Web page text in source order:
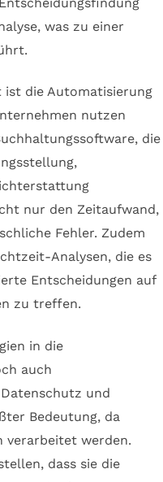
was zu einer
ist die Automatisierung
nutzen
die
nur den Zeitaufwand,
Fehler. Zudem
Analysen, die es
Entscheidungen auf
zu treffen.
in die
auch
und
Bedeutung, da
verarbeitet werden.
dass sie die